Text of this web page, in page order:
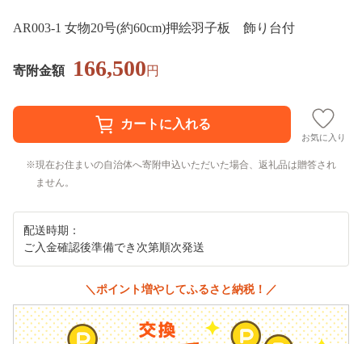
AR003-1 女物20号(約60cm)押絵羽子板 飾り台付
寄附金額 166,500円
お気に入り
現在お住まいの自治体へ寄附申込いただいた場合、返礼品は贈答され
ません。
配送時期：
ご入金確認後準備でき次第順次発送
＼ポイント増やしてふるさと納税！／